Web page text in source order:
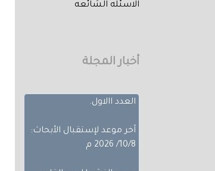
الاسئله الشائعه
أخبار المجلة
تم إصدار العدد الثالث من
مختلفة، تجده عبر أعداد
العدد االاول.
آخر موعد لإستقبال الأبحاث: